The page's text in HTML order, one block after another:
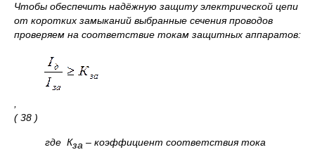
Чтобы обеспечить надёжную защиту электрической цепи
от коротких замыканий выбранные сечения проводов
проверяем на соответствие токам защитных аппаратов:
( 38 )
где Кза – коэффициент соответствия тока